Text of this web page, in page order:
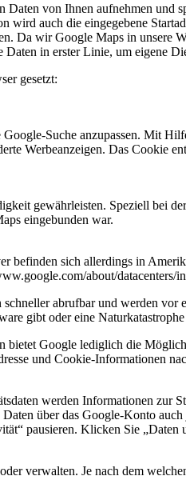
von Ihnen aufnehmen und
auch die eingegebene
Da wir Google Maps in unsere
in erster Linie, um eigene
gesetzt:
Suche anzupassen. Mit
Werbeanzeigen. Das Cookie
gewährleisten. Speziell bei
eingebunden war.
befinden sich allerdings in
about/datacenters/
abrufbar und werden vor
gibt oder eine
Google lediglich die
und Cookie-Informationen
werden Informationen zur
über das Google-Konto
pausieren. Klicken Sie
verwalten. Je nach dem